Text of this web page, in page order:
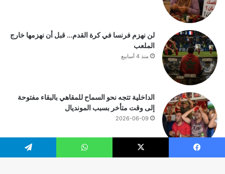
لن نهزم فرنسا في كرة القدم… قبل أن نهزمها خارج
الملعب
منذ 4 أسابيع
الداخلية تتجه نحو السماح للمقاهي بالبقاء مفتوحة
إلى وقت متأخر بسبب المونديال
2026-06-09
فيسبوك ‫X واتساب تيلقرام